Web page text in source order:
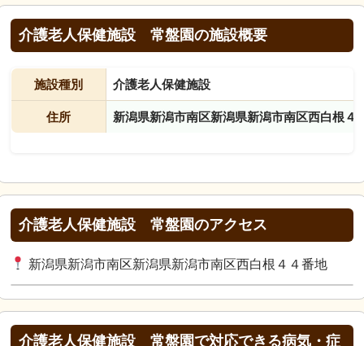
介護老人保健施設 常盤園の施設概要
施設種別 介護老人保健施設
住所 新潟県新潟市南区新潟県新潟市南区西白根４
介護老人保健施設 常盤園のアクセス
新潟県新潟市南区新潟県新潟市南区西白根４４番地
介護老人保健施設 常盤園で対応できる病気・症